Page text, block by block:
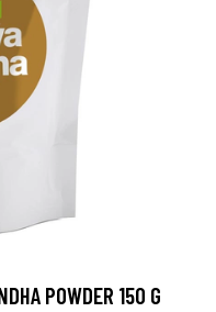
POWDER 150 G